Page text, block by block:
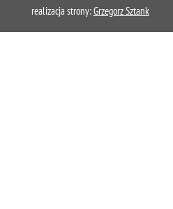
realizacja strony:Grzegorz Sztank